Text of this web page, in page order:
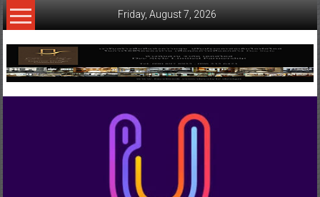
Skip
to
Friday, August 7, 2026
www.ujunctionnews.com
เว็บ
ข่าว